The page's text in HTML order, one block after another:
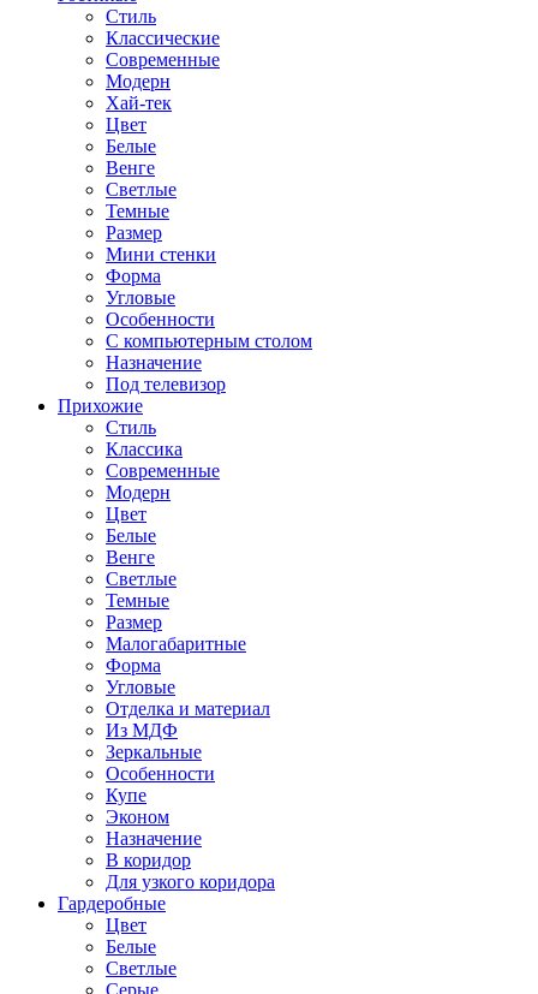
Стиль
Классические
Современные
Модерн
Хай-тек
Цвет
Белые
Венге
Светлые
Темные
Размер
Мини стенки
Форма
Угловые
Особенности
С компьютерным столом
Назначение
Под телевизор
Прихожие
Стиль
Классика
Современные
Модерн
Цвет
Белые
Венге
Светлые
Темные
Размер
Малогабаритные
Форма
Угловые
Отделка и материал
Из МДФ
Зеркальные
Особенности
Купе
Эконом
Назначение
В коридор
Для узкого коридора
Гардеробные
Цвет
Белые
Светлые
Серые